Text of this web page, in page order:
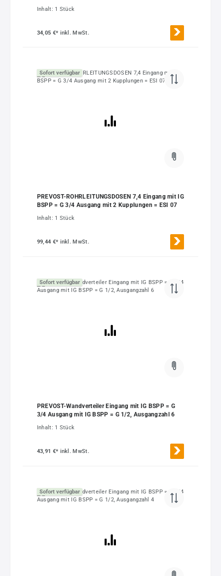
Inhalt: 1 Stück
34,05 €* inkl. MwSt.
Sofort verfügbar
PREVOST-ROHRLEITUNGSDOSEN 7,4 Eingang mit IG
BSPP = G 3/4 Ausgang mit 2 Kupplungen = ESI 07
Inhalt: 1 Stück
99,44 €* inkl. MwSt.
Sofort verfügbar
PREVOST-Wandverteiler Eingang mit IG BSPP = G
3/4 Ausgang mit IG BSPP = G 1/2, Ausgangzahl 6
Inhalt: 1 Stück
43,91 €* inkl. MwSt.
Sofort verfügbar